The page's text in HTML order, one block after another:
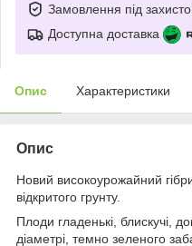
Замовлення під
Доступна доставка
Опис Характеристики
Опис
Новий високоурожайний
відкритого грунту.
Плоди гладенькі, блискучі,
діаметрі, темно зеленого